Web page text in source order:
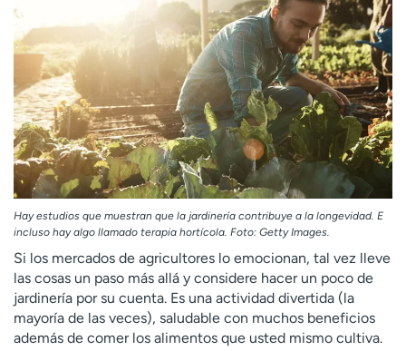
Ready. Set. CO.
Ensayos clínicos
Empleados
Profesionales
Atención a medios de
comunicación
Asistencia financiera
Contáctenos Noticias e historias
A
y
ú
d
a
m
e
a
e
n
Hay estudios que muestran que la jardinería contribuye a la longevidad. E
incluso hay algo llamado terapia hortícola. Foto: Getty Images.
Si los mercados de agricultores lo emocionan, tal vez lleve
las cosas un paso más allá y considere hacer un poco de
jardinería por su cuenta. Es una actividad divertida (la
mayoría de las veces), saludable con muchos beneficios
además de comer los alimentos que usted mismo cultiva.